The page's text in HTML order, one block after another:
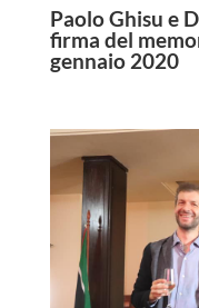
Paolo Ghisu e
firma del
gennaio 2020